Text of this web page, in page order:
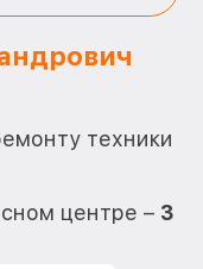
техники
центре – 3